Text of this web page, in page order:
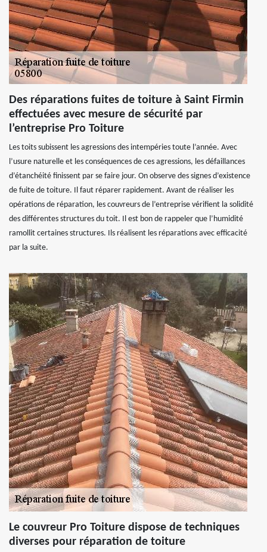
Des réparations fuites de toiture à Saint Firmin
effectuées avec mesure de sécurité par
l’entreprise Pro Toiture
Les toits subissent les agressions des intempéries toute l’année. Avec
l’usure naturelle et les conséquences de ces agressions, les défaillances
d’étanchéité finissent par se faire jour. On observe des signes d’existence
de fuite de toiture. Il faut réparer rapidement. Avant de réaliser les
opérations de réparation, les couvreurs de l’entreprise vérifient la solidité
des différentes structures du toit. Il est bon de rappeler que l’humidité
ramollit certaines structures. Ils réalisent les réparations avec efficacité
par la suite.
Le couvreur Pro Toiture dispose de techniques
diverses pour réparation de toiture